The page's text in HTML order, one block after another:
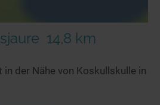
14,8 km
in der Nähe von Koskullskulle in